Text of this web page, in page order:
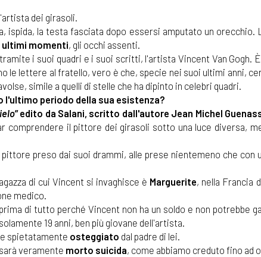
dei girasoli.
ispida, la testa fasciata dopo essersi amputato un
ultimi momenti, gli occhi assenti.
i suoi quadri e i suoi scritti, l'artista Vincent Van Gogh.
le lettere al fratello, vero è che, specie nei suoi ultimi anni,
simile a quelli di stelle che ha dipinto in celebri quadri.
l'ultimo periodo della sua esistenza?
” edito da Salani, scritto dall'autore Jean Michel
comprendere il pittore dei girasoli sotto una luce diversa,
preso dai suoi drammi, alle prese nientemeno che con
di cui Vincent si invaghisce è Marguerite, nella Francia
medico.
di tutto perché Vincent non ha un soldo e non potrebbe
19 anni, ben più giovane dell'artista.
spietatamente osteggiato dal padre di lei.
veramente morto suicida, come abbiamo creduto fino ad